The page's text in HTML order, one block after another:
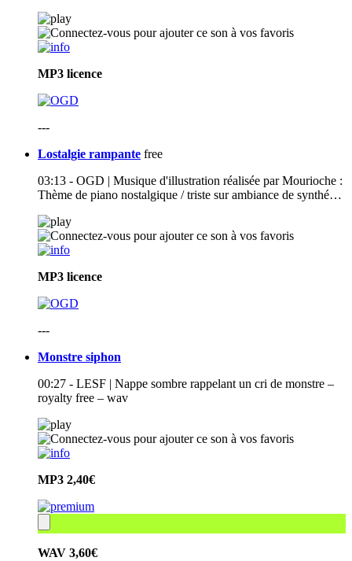
MP3 licence
---
Lostalgie rampante free
03:13 - OGD | Musique d'illustration réalisée par Mourioche :
Thème de piano nostalgique / triste sur ambiance de synthé…
MP3 licence
---
Monstre siphon
00:27 - LESF | Nappe sombre rappelant un cri de monstre –
royalty free – wav
MP3 2,40€
WAV 3,60€